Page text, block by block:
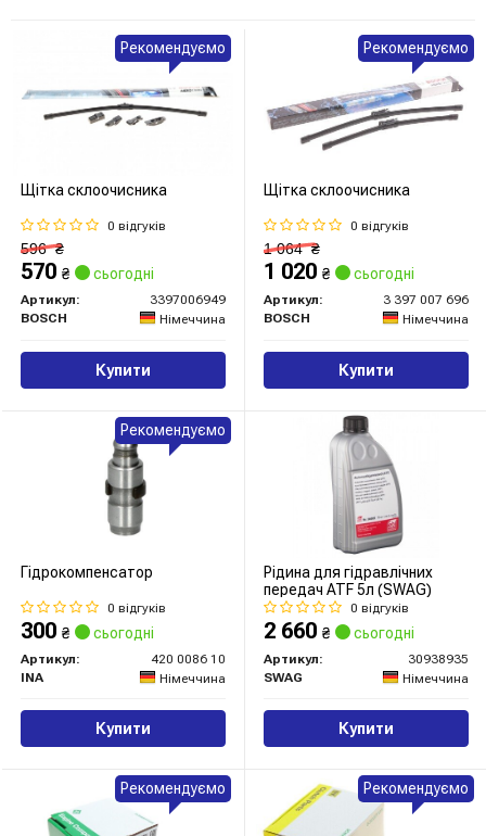
Щітка склоочисника
0 відгуків
596₴
570 ₴ сьогодні
Артикул:
3397006949
BOSCH
Німеччина
Купити
Рекомендуємо
Щітка склоочисника
0 відгуків
1 064₴
1 020 ₴ сьогодні
Артикул:
3 397 007 696
BOSCH
Німеччина
Купити
Рекомендуємо
Гідрокомпенсатор
0 відгуків
300 ₴ сьогодні
Артикул:
420 0086 10
INA
Німеччина
Купити
Рекомендуємо
Рідина для гідравлічних
передач ATF 5л (SWAG)
0 відгуків
2 660 ₴ сьогодні
Артикул:
30938935
SWAG
Німеччина
Купити
Рекомендуємо Рекомендуємо